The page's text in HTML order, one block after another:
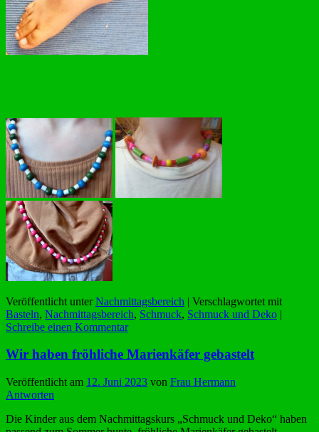
Veröffentlicht unter Nachmittagsbereich | Verschlagwortet mit
Basteln, Nachmittagsbereich, Schmuck, Schmuck und Deko |
Schreibe einen Kommentar
Wir haben fröhliche Marienkäfer gebastelt
Veröffentlicht am 12. Juni 2023 von Frau Hermann
Antworten
Die Kinder aus dem Nachmittagskurs „Schmuck und Deko“ haben